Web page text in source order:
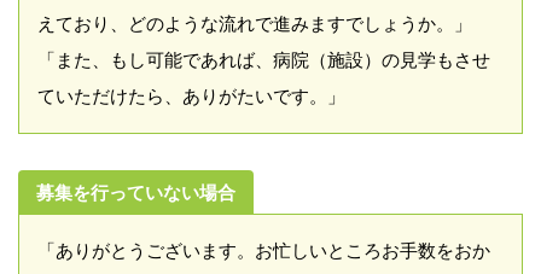
えており、どのような流れで進みますでしょうか。」
「また、もし可能であれば、病院（施設）の見学もさせ
ていただけたら、ありがたいです。」
募集を行っていない場合
「ありがとうございます。お忙しいところお手数をおか